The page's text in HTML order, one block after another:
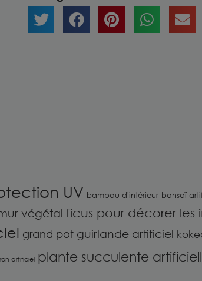
UV bambou d'intérieur bonsaï
végétal ficus pour décorer les
grand pot guirlande artificiel
artificiel plante succulente